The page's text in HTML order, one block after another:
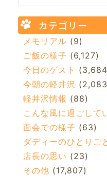
カテゴリー
メモリアル (9)
ご飯の様子 (6,127)
今日のゲスト
今朝の軽井沢
軽井沢情報 (88)
こんな風に過ごして
面会での様子 (63)
ダディーのひとりご
店長の思い (23)
その他 (17,807)